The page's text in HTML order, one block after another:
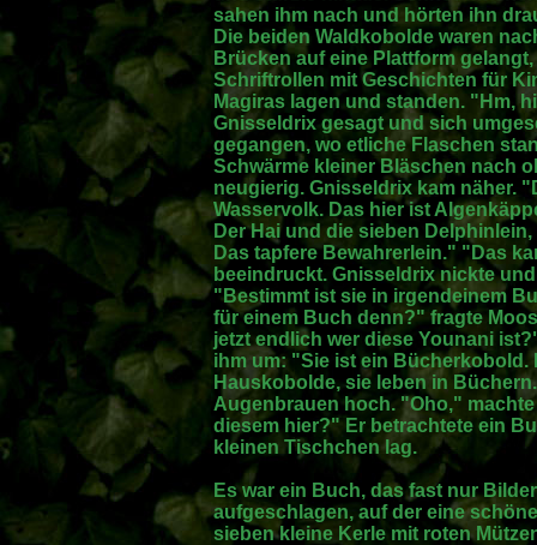
sahen ihm nach und hörten ihn
Die beiden Waldkobolde waren
Brücken auf eine Plattform
Schriftrollen mit Geschichten für
Magiras lagen und standen. "Hm,
Gnisseldrix gesagt und sich
gegangen, wo etliche Flaschen
Schwärme kleiner Bläschen nach
neugierig. Gnisseldrix kam näher.
Wasservolk. Das hier ist
Der Hai und die sieben
Das tapfere Bewahrerlein." "Das
beeindruckt. Gnisseldrix nickte
"Bestimmt ist sie in irgendeinem
für einem Buch denn?" fragte
jetzt endlich wer diese Younani
ihm um: "Sie ist ein Bücherkobold.
Hauskobolde, sie leben in
Augenbrauen hoch. "Oho,"
diesem hier?" Er betrachtete ein
kleinen Tischchen lag.
Es war ein Buch, das fast nur
aufgeschlagen, auf der eine
sieben kleine Kerle mit roten